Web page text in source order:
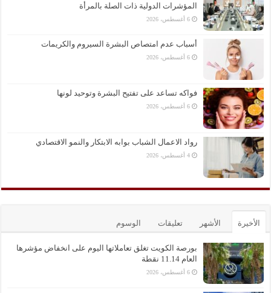
المؤشرات الدولية ذات الصلة بالمرأة
6 أغسطس، 2026
أسباب عدم امتصاص البشرة السيروم والكريمات
6 أغسطس، 2026
فواكه تساعد على تفتيح البشرة وتوحيد لونها
6 أغسطس، 2026
رواد الاعمال الشباب بوابه الابتكار والنمو الاقتصادي
4 أغسطس، 2026
الأخيرة الأشهر تعليقات الوسوم
بورصة الكويت تغلق تعاملاتها اليوم على انخفاض مؤشرها
العام 11.14 نقطة
6 أغسطس، 2026